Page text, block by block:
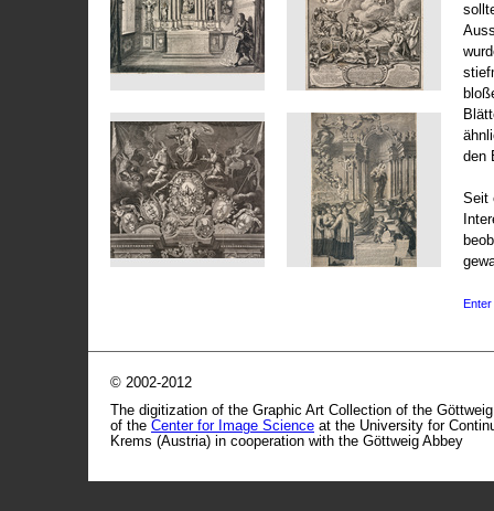
den
Seit
© 2002-2012
The digitization of the Graphic Art Collection of the
of the Center for Image Science at the University for
Krems (Austria) in cooperation with the Göttweig Abbey